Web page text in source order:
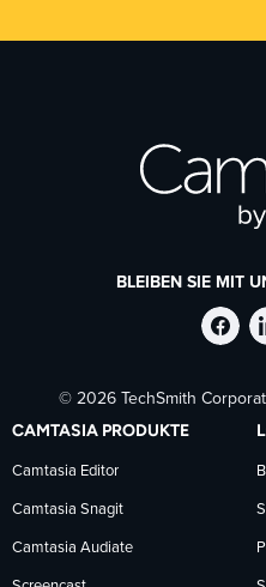
BLEIBEN SIE MIT
© 2026 TechSmith
CAMTASIA PRODUKTE
Camtasia Editor
Camtasia Snagit
Camtasia Audiate